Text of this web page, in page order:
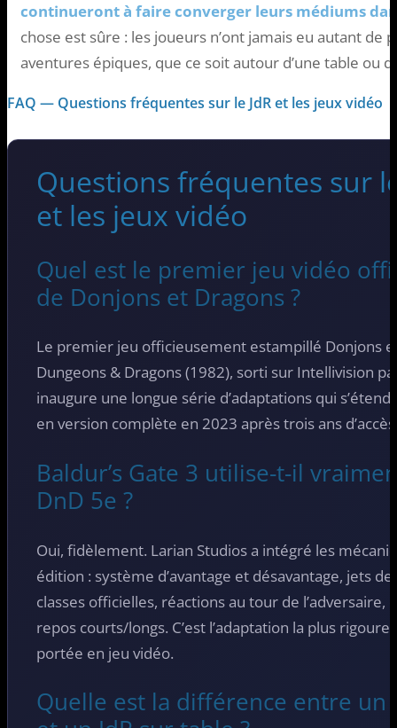
continueront à faire converger leurs médiums
chose est sûre : les joueurs n’ont jamais eu autant de
aventures épiques, que ce soit autour d’une table ou
FAQ — Questions fréquentes sur le JdR et les jeux vidéo
Questions fréquentes sur
et les jeux vidéo
Quel est le premier jeu vidéo
de Donjons et Dragons ?
Le premier jeu officieusement estampillé Donjons
Dungeons & Dragons (1982), sorti sur Intellivision
inaugure une longue série d’adaptations qui s’étend
en version complète en 2023 après trois ans
Baldur’s Gate 3 utilise-t-il
DnD 5e ?
Oui, fidèlement. Larian Studios a intégré les
édition : système d’avantage et désavantage, jets
classes officielles, réactions au tour de
repos courts/longs. C’est l’adaptation la plus
portée en jeu vidéo.
Quelle est la différence entre un